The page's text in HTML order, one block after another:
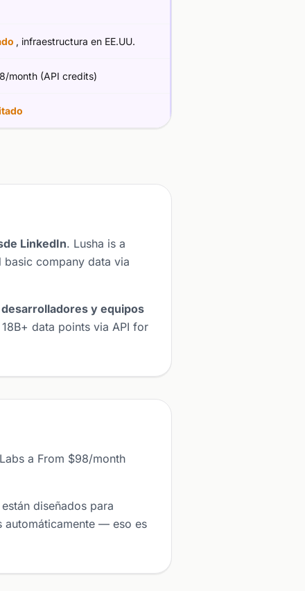
, infraestructura en EE.UU.
month (API credits)
LinkedIn. Lusha is a
company data via
desarrolladores y equipos
data points via API for
a From $98/month
diseñados para
automáticamente — eso es